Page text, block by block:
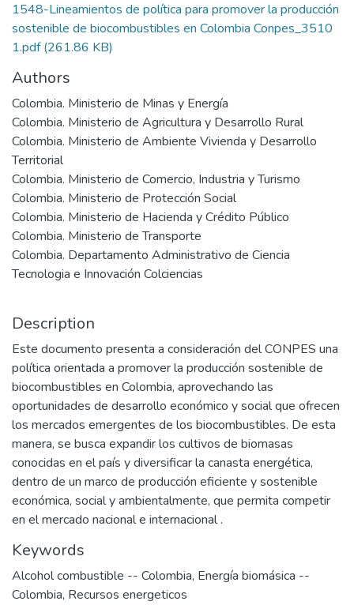
1548-Lineamientos de política para promover la producción
sostenible de biocombustibles en Colombia Conpes_3510
1.pdf(261.86 KB)
Authors
Colombia. Ministerio de Minas y Energía
Colombia. Ministerio de Agricultura y Desarrollo Rural
Colombia. Ministerio de Ambiente Vivienda y Desarrollo
Territorial
Colombia. Ministerio de Comercio, Industria y Turismo
Colombia. Ministerio de Protección Social
Colombia. Ministerio de Hacienda y Crédito Público
Colombia. Ministerio de Transporte
Colombia. Departamento Administrativo de Ciencia
Tecnologia e Innovación Colciencias
Description
Este documento presenta a consideración del CONPES una
política orientada a promover la producción sostenible de
biocombustibles en Colombia, aprovechando las
oportunidades de desarrollo económico y social que ofrecen
los mercados emergentes de los biocombustibles. De esta
manera, se busca expandir los cultivos de biomasas
conocidas en el país y diversificar la canasta energética,
dentro de un marco de producción eficiente y sostenible
económica, social y ambientalmente, que permita competir
en el mercado nacional e internacional .
Keywords
Alcohol combustible -- Colombia, Energía biomásica --
Colombia, Recursos energeticos